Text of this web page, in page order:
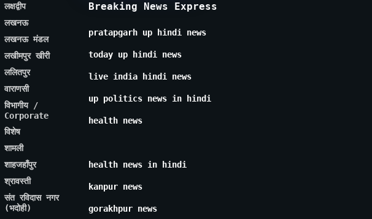
लक्षद्वीप
लखनऊ
लखनऊ मंडल
लखीमपुर खीरी
ललितपुर
वाराणसी
विभागीय /
Corporate
विशेष
शामली
शाहजहाँपुर
श्रावस्ती
संत रविदास नगर
(भदोही)
Breaking News Express
pratapgarh up hindi news
today up hindi news
live india hindi news
up politics news in hindi
health news
health news in hindi
kanpur news
gorakhpur news